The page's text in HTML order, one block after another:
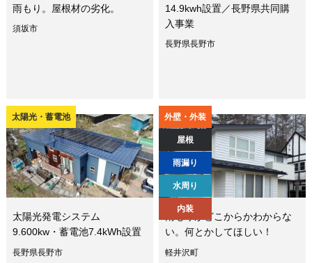
雨もり。屋根材の劣化。
須坂市
14.9kwh設置／長野県共同購
入事業
長野県長野市
太陽光・蓄電池
太陽光発電システム
9.600kw・蓄電池7.4kWh設置
長野県長野市
外壁・外装
屋根
雨漏り
水周り
内装
雨もりがどこからかわからな
い。何とかしてほしい！
軽井沢町